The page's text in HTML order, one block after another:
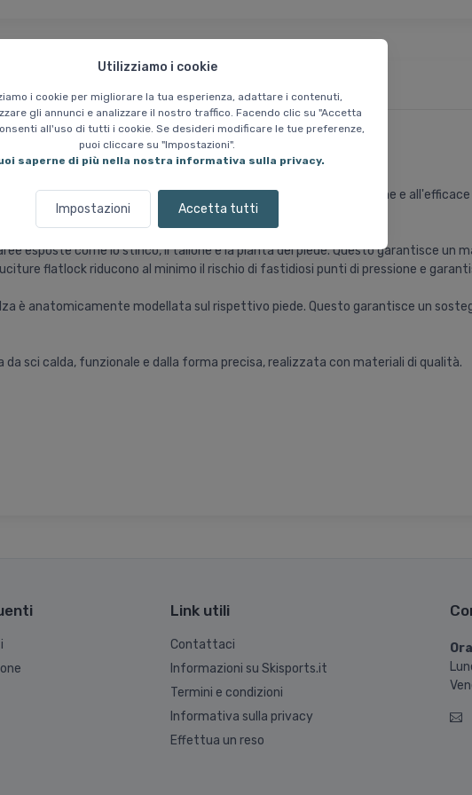
Utilizziamo i cookie
i cookie per migliorare la tua esperienza, adattare i contenuti,
gli annunci e analizzare il nostro traffico. Facendo clic su "Accetta
all'uso di tutti i cookie. Se desideri modificare le tue preferenze,
puoi cliccare su "Impostazioni".
saperne di più nella nostra informativa sulla privacy.
Impostazioni Accetta tutti
2 paia, marrone
che contribuisce all'elevato calore, alla naturale traspirazione e
di utilizzo senza lavaggio.
esposte come lo stinco, il tallone e la pianta del piede. Questo garantisce
flatlock riducono al minimo il rischio di fastidiosi punti di pressione e
è anatomicamente modellata sul rispettivo piede. Questo garantisce un
da sci calda, funzionale e dalla forma precisa, realizzata con materiali di qualità.
Link utili
Contattaci
Informazioni su Skisports.it
Termini e condizioni
Informativa sulla privacy
Effettua un reso